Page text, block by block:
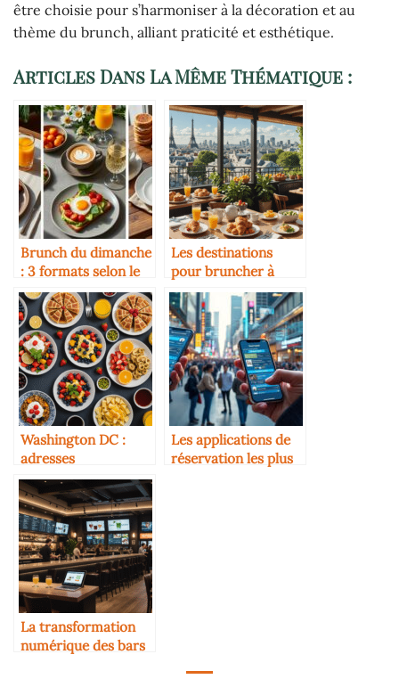
être choisie pour s’harmoniser à la décoration et au
thème du brunch, alliant praticité et esthétique.
Articles Dans La Même Thématique :
Brunch du dimanche
: 3 formats selon le
budget
Les destinations
pour bruncher à
travers le monde
Washington DC :
adresses
bistronomiques et
brunchs à tester
Les applications de
réservation les plus
La transformation
numérique des bars